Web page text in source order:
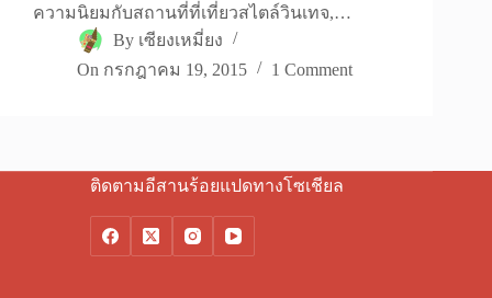
ความนิยมกับสถานที่ที่เที่ยวสไตล์วินเทจ,…
By เซียงเหมี่ยง
On กรกฎาคม 19, 2015 1 Comment
ติดตามอีสานร้อยแปดทางโซเชียล